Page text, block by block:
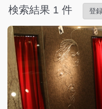
検索結果 1 件